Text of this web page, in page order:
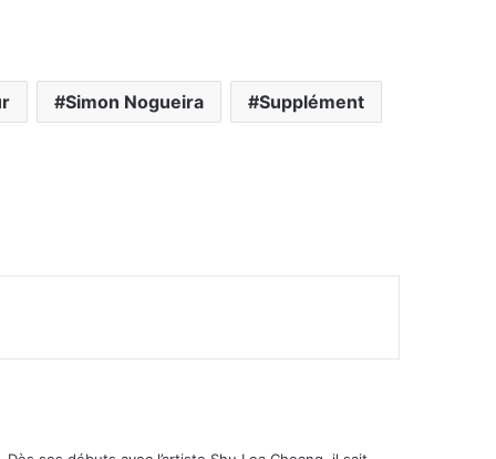
Simon Nogueira Supplément